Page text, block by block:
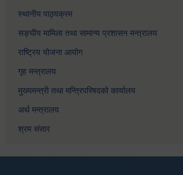
स्थानीय पाठ्यक्रम
सङ्घीय मामिला तथा सामान्य प्रशासन मन्त्रालय
राष्ट्रिय योजना आयोग
गृह मन्त्रालय
मुख्यमन्त्री तथा मन्त्रिपरिषदको कार्यालय
अर्थ मन्त्रालय
श्रम संसार